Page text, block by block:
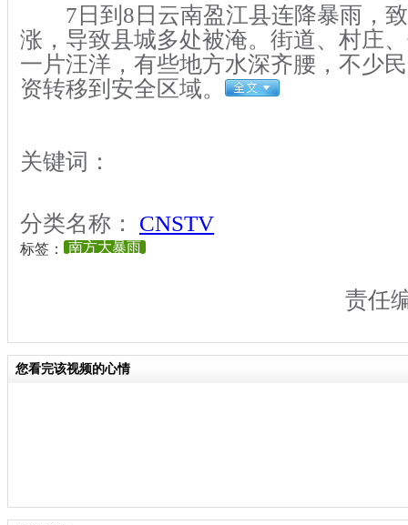
7日到8日云南盈江县连降暴雨，致
涨，导致县城多处被淹。街道、村庄
一片汪洋，有些地方水深齐腰，不少
资转移到安全区域。
关键词：
分类名称： CNSTV
标签： 南方大暴雨
责任
您看完该视频的心情